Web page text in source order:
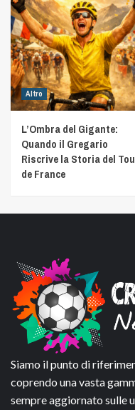
Altro
L’Ombra del Gigante:
Quando il Gregario
Riscrive la Storia del
de France
Siamo il punto di
coprendo una vasta
sempre aggiornato sulle